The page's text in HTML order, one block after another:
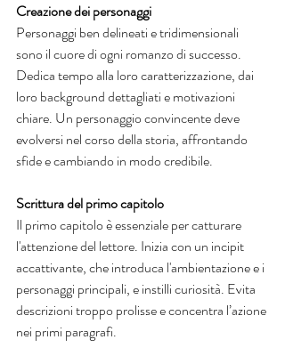
Creazione dei personaggi
Personaggi ben delineati e tridimensionali
sono il cuore di ogni romanzo di successo.
Dedica tempo alla loro caratterizzazione, dai
loro background dettagliati e motivazioni
chiare. Un personaggio convincente deve
evolversi nel corso della storia, affrontando
sfide e cambiando in modo credibile.
Scrittura del primo capitolo
Il primo capitolo è essenziale per catturare
l'attenzione del lettore. Inizia con un incipit
accattivante, che introduca l'ambientazione e i
personaggi principali, e instilli curiosità. Evita
descrizioni troppo prolisse e concentra l’azione
nei primi paragrafi.